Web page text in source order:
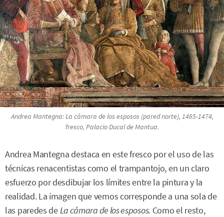
Andrea Mantegna:La cámara de los esposos (pared norte), 1465-1474,
fresco, Palacio Ducal de Mantua.
Andrea Mantegna destaca en este fresco por el uso de las
técnicas renacentistas como el trampantojo, en un claro
esfuerzo por desdibujar los límites entre la pintura y la
realidad. La imagen que vemos corresponde a una sola de
las paredes deLa cámara de los esposos. Como el resto,